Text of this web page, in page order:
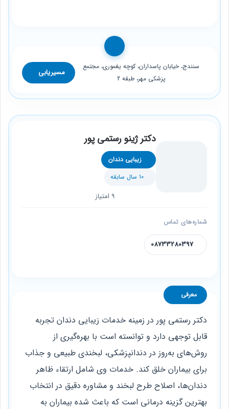
سنندج، خیابان پاسداران، کوچه یغموری، مجتمع
پزشکی مهر، طبقه 2
مسیریابی
دکتر ژینو رستمی پور
زیبایی دندان
10 سال سابقه
9 امتیاز
شماره‌های تماس
08733280397
معرفی
دکتر رستمی پور در زمینه خدمات زیبایی دندان تجربه
قابل توجهی دارد و توانسته است با بهره‌گیری از
روش‌های به‌روز در دندانپزشکی، لبخندی طبیعی و جذاب
برای بیماران خلق کند. خدمات وی شامل ارتقاء ظاهر
دندان‌ها، اصلاح طرح لبخند و مشاوره دقیق در انتخاب
بهترین گزینه درمانی است که باعث شده بیماران به